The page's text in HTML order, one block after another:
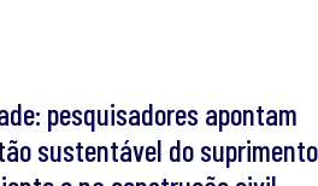
pesquisadores apontam
sustentável do suprimento